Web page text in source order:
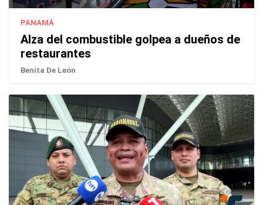
PANAMÁ
Alza del combustible golpea a dueños de
restaurantes
Benita De León